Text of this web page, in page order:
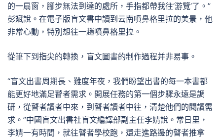
的一扇窗，腳步無法到達的處所，手指都帶我往‘游覽’了。”
彭斌說。在電子版盲文書中讀到云南噴鼻格里拉的美景，他
非常心動，特別想往一趟噴鼻格里拉。
從筆下到指尖的轉換，盲文圖書的制作過程并非易事。
“盲文出書周期長、難度年夜，我們盼望出書的每一本書都
能更好地滿足瞽者需求。開展任務的第一個步驟永遠是調
研，從瞽者讀者中來，到瞽者讀者中往，清楚他們的閱讀需
求。”中國盲文出書社盲文編譯部副主任李婧說。常日里，
李婧一有時間，就往瞽者學校跑，還走進路邊的瞽者推拿